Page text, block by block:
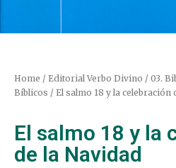
Home / Editorial Verbo Divino / 03.
Bíblicos / El salmo 18 y la celebración
El salmo 18 y la
de la Navidad